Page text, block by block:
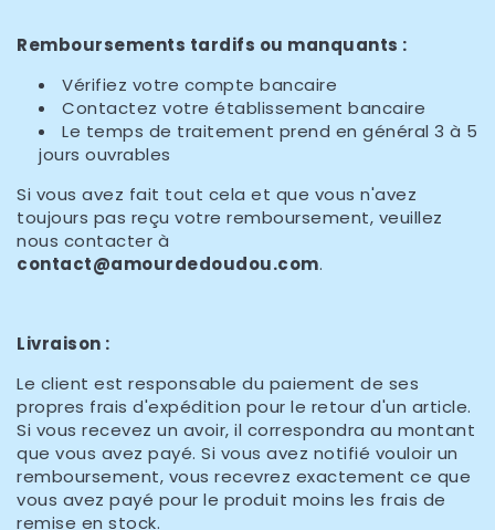
Remboursements tardifs ou manquants :
Vérifiez votre compte bancaire
Contactez votre établissement bancaire
Le temps de traitement prend en général 3 à 5
jours ouvrables
Si vous avez fait tout cela et que vous n'avez
toujours pas reçu votre remboursement, veuillez
nous contacter à
contact@amourdedoudou.com.
Livraison :
Le client est responsable du paiement de ses
propres frais d'expédition pour le retour d'un article.
Si vous recevez un avoir, il correspondra au montant
que vous avez payé. Si vous avez notifié vouloir un
remboursement, vous recevrez exactement ce que
vous avez payé pour le produit moins les frais de
remise en stock.